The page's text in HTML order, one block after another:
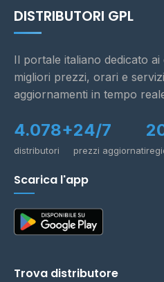
DISTRIBUTORI GPL
Il portale italiano dedicato
migliori prezzi, orari e
aggiornamenti in tempo
4.078+
distributori
24/7
prezzi aggiornati
Scarica l'app
Trova distributore